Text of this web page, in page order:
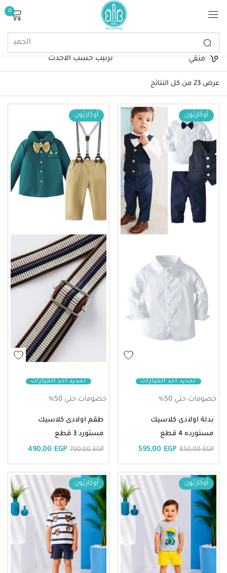
0
عرض ⁦23⁩ من كل النتائج
منقي
تحديد أحد الخيارات
أُوكَازيُون
خصومات حتي 50%
بدلة اولادى كلاسيك
مستورده 4 قطع
850,00EGP
595,00 EGP
تحديد أحد الخيارات
أُوكَازيُون
خصومات حتي 50%
طقم اولادى كلاسيك
مستورد 3 قطع
700,00EGP
490,00 EGP
أُوكَازيُون أُوكَازيُون
تسجيل الدخول
تذكرنى كلمة مرور مفقودة؟
تسجيل الدخول
إنشاء حساب